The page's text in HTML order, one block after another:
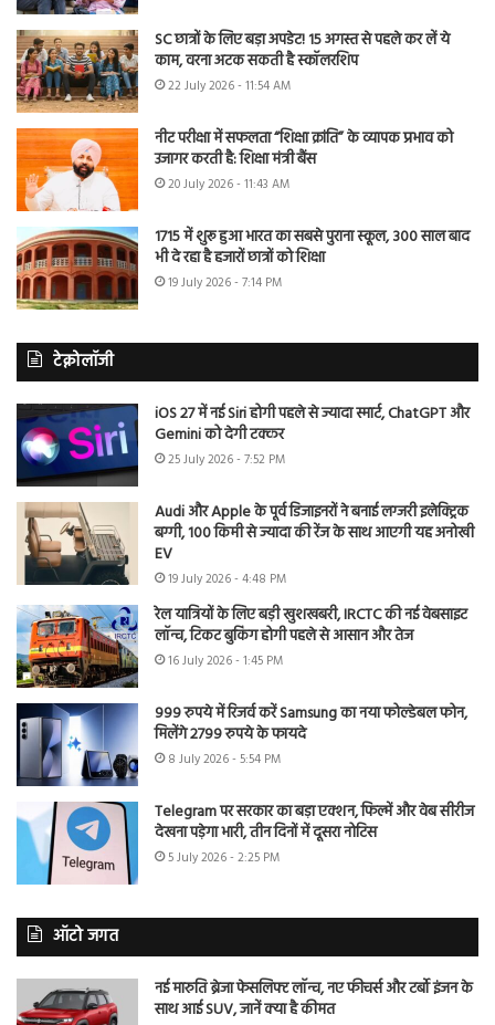
SC छात्रों के लिए बड़ा अपडेट! 15 अगस्त से पहले कर लें ये
काम, वरना अटक सकती है स्कॉलरशिप
22 July 2026 - 11:54 AM
नीट परीक्षा में सफलता “शिक्षा क्रांति” के व्यापक प्रभाव को
उजागर करती है: शिक्षा मंत्री बैंस
20 July 2026 - 11:43 AM
1715 में शुरू हुआ भारत का सबसे पुराना स्कूल, 300 साल बाद
भी दे रहा है हजारों छात्रों को शिक्षा
19 July 2026 - 7:14 PM
टेक्नोलॉजी
iOS 27 में नई Siri होगी पहले से ज्यादा स्मार्ट, ChatGPT और
Gemini को देगी टक्कर
25 July 2026 - 7:52 PM
Audi और Apple के पूर्व डिजाइनरों ने बनाई लग्जरी इलेक्ट्रिक
बग्गी, 100 किमी से ज्यादा की रेंज के साथ आएगी यह अनोखी
EV
19 July 2026 - 4:48 PM
रेल यात्रियों के लिए बड़ी खुशखबरी, IRCTC की नई वेबसाइट
लॉन्च, टिकट बुकिंग होगी पहले से आसान और तेज
16 July 2026 - 1:45 PM
999 रुपये में रिजर्व करें Samsung का नया फोल्डेबल फोन,
मिलेंगे 2799 रुपये के फायदे
8 July 2026 - 5:54 PM
Telegram पर सरकार का बड़ा एक्शन, फिल्में और वेब सीरीज
देखना पड़ेगा भारी, तीन दिनों में दूसरा नोटिस
5 July 2026 - 2:25 PM
ऑटो जगत
नई मारुति ब्रेजा फेसलिफ्ट लॉन्च, नए फीचर्स और टर्बो इंजन के
साथ आई SUV, जानें क्या है कीमत